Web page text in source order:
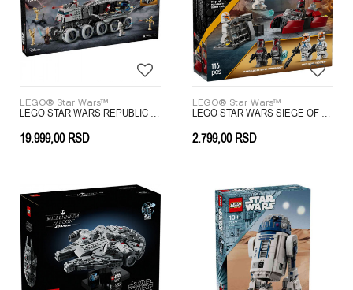
LEGO® Star Wars™
19.999,00 RSD
LEGO® Star Wars™
2.799,00 RSD